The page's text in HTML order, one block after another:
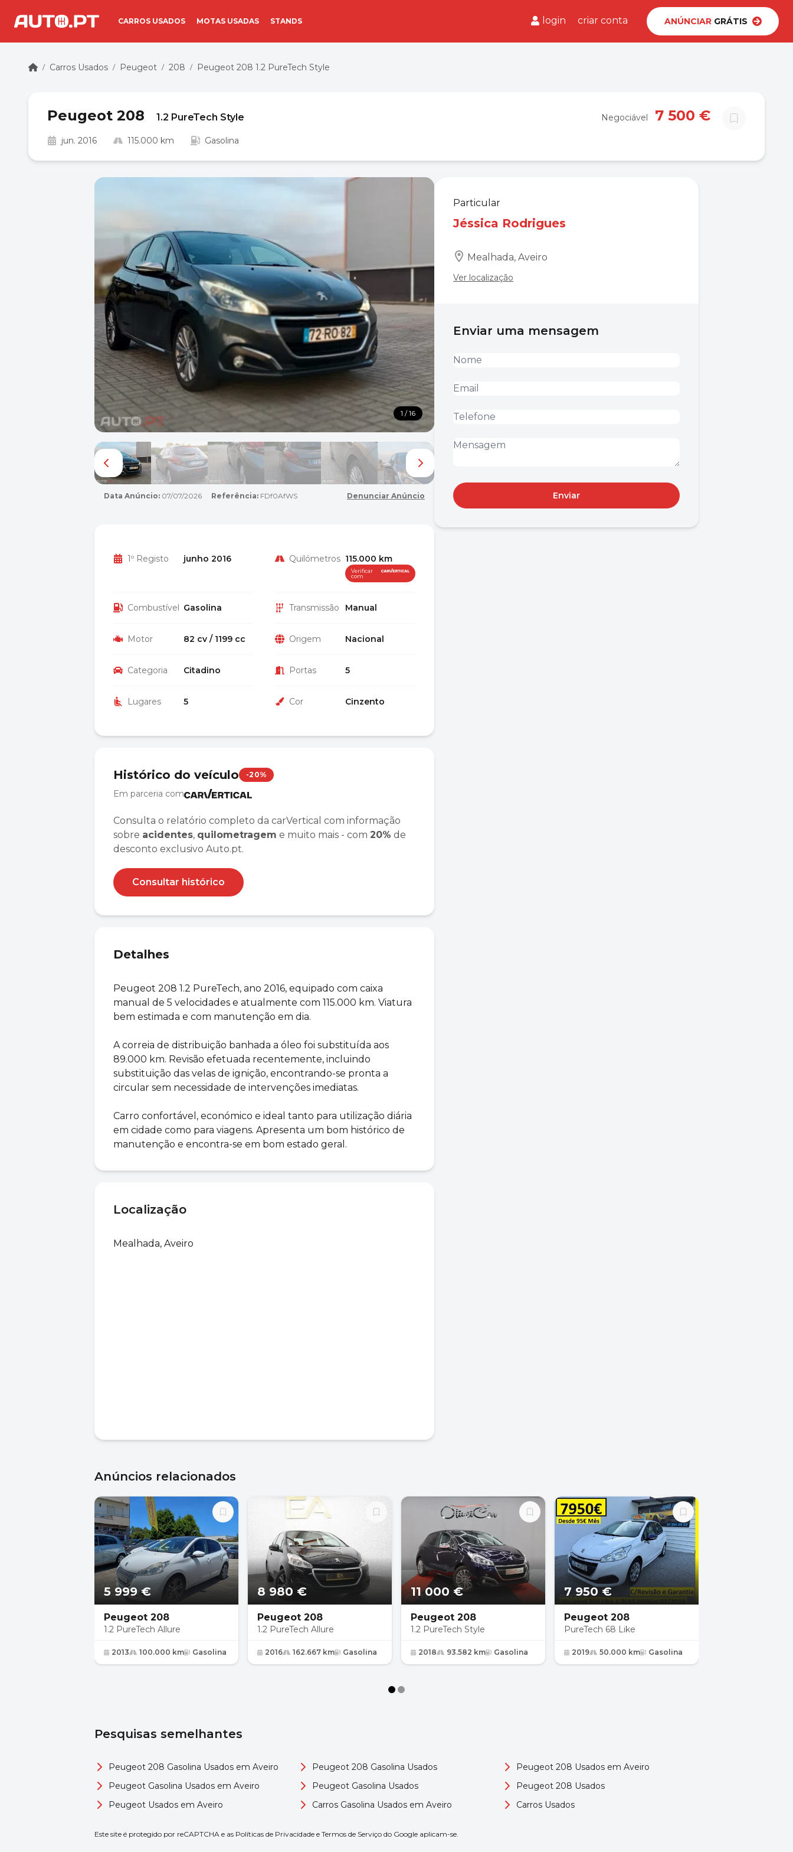
CARROS USADOS MOTAS USADAS STANDS login criar conta ANÚNCIARGRÁTIS
/ Carros Usados / Peugeot / 208 / Peugeot 208 1.2 PureTech Style
Peugeot 208 1.2 PureTech Style
jun. 2016 115.000 km Gasolina
7 500 €
Negociável
1 / 16
Data Anúncio: 07/07/2026 Referência: FDf0AfWS Denunciar Anúncio
1º Registo junho 2016 Quilómetros 115.000 km
Verificar
com
Combustível Gasolina Transmissão Manual
Motor 82 cv / 1199 cc Origem Nacional
Categoria Citadino Portas 5
Lugares 5 Cor Cinzento
Histórico do veículo -20%
Em parceria com
Consulta o relatório completo da carVertical com informação
sobre acidentes, quilometragem e muito mais - com 20% de
desconto exclusivo Auto.pt.
Consultar histórico
Detalhes
Peugeot 208 1.2 PureTech, ano 2016, equipado com caixa
manual de 5 velocidades e atualmente com 115.000 km. Viatura
bem estimada e com manutenção em dia.
A correia de distribuição banhada a óleo foi substituída aos
89.000 km. Revisão efetuada recentemente, incluindo
substituição das velas de ignição, encontrando-se pronta a
circular sem necessidade de intervenções imediatas.
Carro confortável, económico e ideal tanto para utilização diária
em cidade como para viagens. Apresenta um bom histórico de
manutenção e encontra-se em bom estado geral.
Localização
Mealhada, Aveiro
Particular
Jéssica Rodrigues
Mealhada, Aveiro
Ver localização
Enviar uma mensagem
Enviar
Anúncios relacionados
5 999 €
Peugeot 208
1.2 PureTech Allure
2013 100.000 km Gasolina
8 980 €
Peugeot 208
1.2 PureTech Allure
2016 162.667 km Gasolina
11 000 €
Peugeot 208
1.2 PureTech Style
2018 93.582 km Gasolina
7 950 €
Peugeot 208
PureTech 68 Like
2019 50.000 km Gasolina
Pesquisas semelhantes
Peugeot 208 Gasolina Usados em Aveiro Peugeot 208 Gasolina Usados
Peugeot 208 Usados em Aveiro
Peugeot Gasolina Usados em Aveiro
Peugeot Gasolina Usados
Peugeot 208 Usados
Peugeot Usados em Aveiro
Carros Gasolina Usados em Aveiro Carros Usados
Este site é protegido por reCAPTCHA e as Políticas de Privacidade e Termos de Serviço do Google aplicam-se.